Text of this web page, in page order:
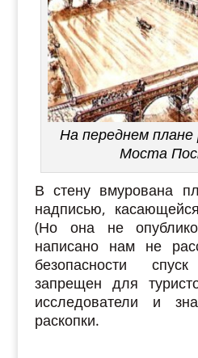
На переднем плане
Моста
В стену вмурована
надписью,
(Но она не
написано нам не
безопасности
запрещен для
исследователи и
раскопки.